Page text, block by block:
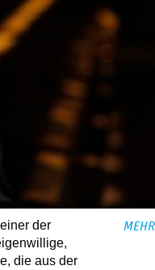
der
die aus der
MEHR